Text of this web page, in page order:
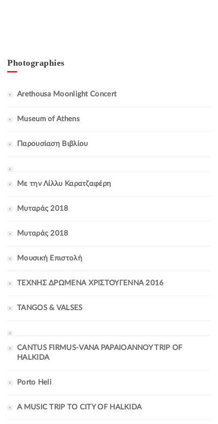
Photographies
Arethousa Moonlight Concert
Museum of Athens
Παρουσίαση Βιβλίου
Με την Λίλλυ Καρατζαφέρη
Μυταράς 2018
Μυταράς 2018
Μουσική Επιστολή
ΤΕΧΝΗΣ ΔΡΩΜΕΝΑ ΧΡΙΣΤΟΥΓΕΝΝΑ 2016
TANGOS & VALSES
CANTUS FIRMUS-VANA PAPAIOANNOY TRIP OF
HALKIDA
Porto Heli
A MUSIC TRIP TO CITY OF HALKIDA